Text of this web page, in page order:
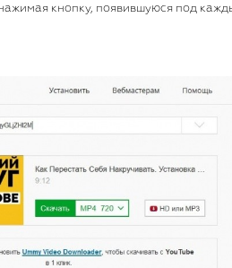
кнопку, появившуюся под